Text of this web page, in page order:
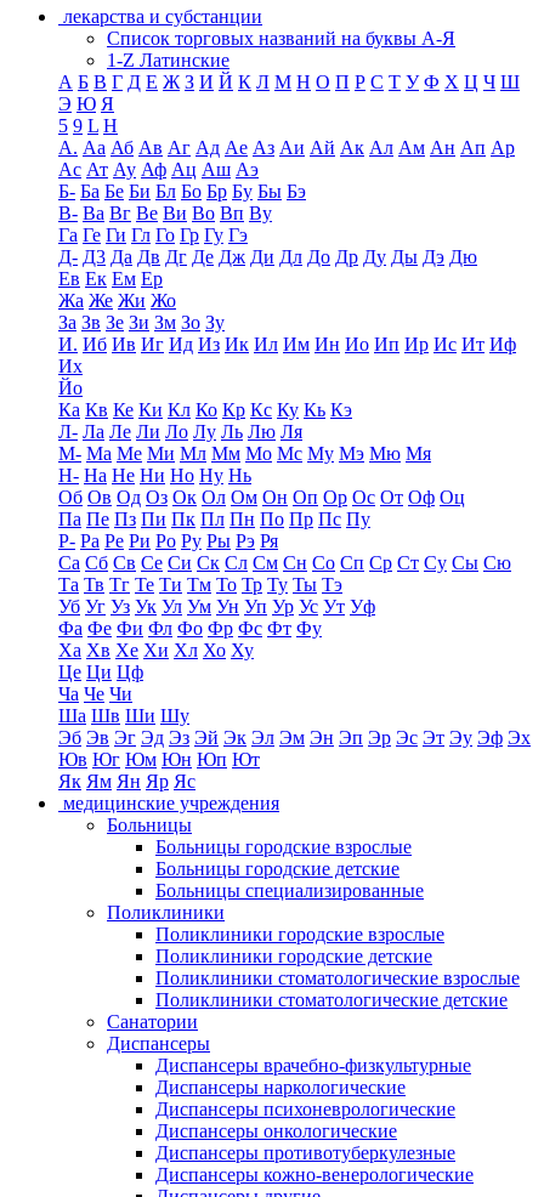
лекарства и субстанции
Список торговых названий на буквы А-Я
1-Z Латинские
А Б В Г Д Е Ж З И Й К Л М Н О П Р С Т У Ф Х Ц Ч Ш
Э Ю Я
5 9 L H
А. Аа Аб Ав Аг Ад Ае Аз Аи Ай Ак Ал Ам Ан Ап Ар
Ас Ат Ау Аф Ац Аш Аэ
Б- Ба Бе Би Бл Бо Бр Бу Бы Бэ
В- Ва Вг Ве Ви Во Вп Ву
Га Ге Ги Гл Го Гр Гу Гэ
Д- Д3 Да Дв Дг Де Дж Ди Дл До Др Ду Ды Дэ Дю
Ев Ек Ем Ер
Жа Же Жи Жо
За Зв Зе Зи Зм Зо Зу
И. Иб Ив Иг Ид Из Ик Ил Им Ин Ио Ип Ир Ис Ит Иф
Их
Йо
Ка Кв Ке Ки Кл Ко Кр Кс Ку Кь Кэ
Л- Ла Ле Ли Ло Лу Ль Лю Ля
М- Ма Ме Ми Мл Мм Мо Мс Му Мэ Мю Мя
Н- На Не Ни Но Ну Нь
Об Ов Од Оз Ок Ол Ом Он Оп Ор Ос От Оф Оц
Па Пе Пз Пи Пк Пл Пн По Пр Пс Пу
Р- Ра Ре Ри Ро Ру Ры Рэ Ря
Са Сб Св Се Си Ск Сл См Сн Со Сп Ср Ст Су Сы Сю
Та Тв Тг Те Ти Тм То Тр Ту Ты Тэ
Уб Уг Уз Ук Ул Ум Ун Уп Ур Ус Ут Уф
Фа Фе Фи Фл Фо Фр Фс Фт Фу
Ха Хв Хе Хи Хл Хо Ху
Це Ци Цф
Ча Че Чи
Ша Шв Ши Шу
Эб Эв Эг Эд Эз Эй Эк Эл Эм Эн Эп Эр Эс Эт Эу Эф Эх
Юв Юг Юм Юн Юп Ют
Як Ям Ян Яр Яс
медицинские учреждения
Больницы
Больницы городские взрослые
Больницы городские детские
Больницы специализированные
Поликлиники
Поликлиники городские взрослые
Поликлиники городские детские
Поликлиники стоматологические взрослые
Поликлиники стоматологические детские
Санатории
Диспансеры
Диспансеры врачебно-физкультурные
Диспансеры наркологические
Диспансеры психоневрологические
Диспансеры онкологические
Диспансеры противотуберкулезные
Диспансеры кожно-венерологические